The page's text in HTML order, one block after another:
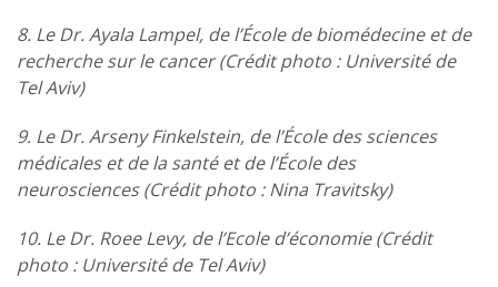
8. Le Dr. Ayala Lampel, de l’École de biomédecine et de
recherche sur le cancer (Crédit photo : Université de
Tel Aviv)
9. Le Dr. Arseny Finkelstein, de l’École des sciences
médicales et de la santé et de l’École des
neurosciences (Crédit photo : Nina Travitsky)
10. Le Dr. Roee Levy, de l’Ecole d’économie (Crédit
photo : Université de Tel Aviv)